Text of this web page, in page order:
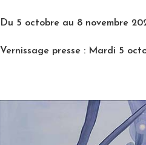
Du 5 octobre au 8 novembre
Vernissage presse : Mardi 5